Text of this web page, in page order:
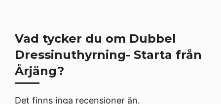
Vad tycker du om Dubbel
Dressinuthyrning- Starta från
Årjäng?
Det finns inga recensioner än.